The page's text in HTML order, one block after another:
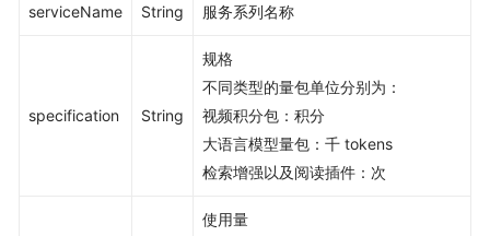
serviceName String 服务系列名称
specification String
规格
不同类型的量包单位分别为：
视频积分包：积分
大语言模型量包：千 tokens
检索增强以及阅读插件：次
使用量